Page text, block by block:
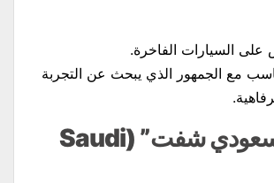
على السيارات الفاخرة.
مع الجمهور الذي يبحث عن التجربة
موقع “سعودي شفت” (Saudi